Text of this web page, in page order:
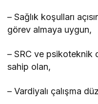
– Sağlık koşulları
görev almaya uygun,
– SRC ve psikoteknik
sahip olan,
– Vardiyalı çalışma